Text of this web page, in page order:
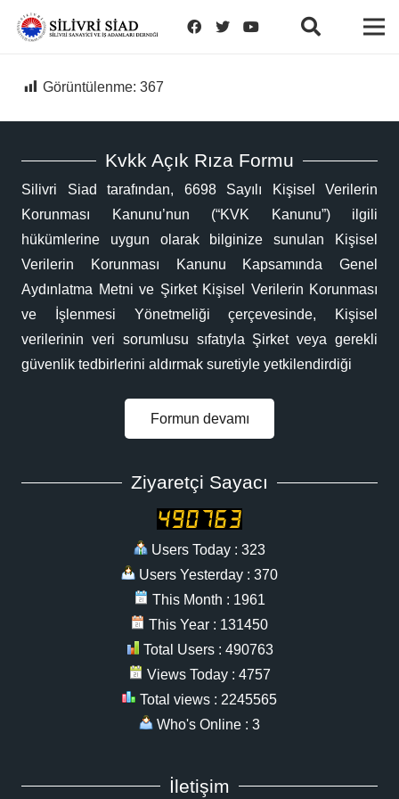
Görüntülenme: 367
Kvkk Açık Rıza Formu
Silivri Siad tarafından, 6698 Sayılı Kişisel Verilerin
Korunması Kanunu’nun (“KVK Kanunu”) ilgili
hükümlerine uygun olarak bilginize sunulan Kişisel
Verilerin Korunması Kanunu Kapsamında Genel
Aydınlatma Metni ve Şirket Kişisel Verilerin Korunması
ve İşlenmesi Yönetmeliği çerçevesinde, Kişisel
verilerinin veri sorumlusu sıfatıyla Şirket veya gerekli
güvenlik tedbirlerini aldırmak suretiyle yetkilendirdiği
Formun devamı
Ziyaretçi Sayacı
Users Today : 323
Users Yesterday : 370
This Month : 1961
This Year : 131450
Total Users : 490763
Views Today : 4757
Total views : 2245565
Who's Online : 3
İletişim